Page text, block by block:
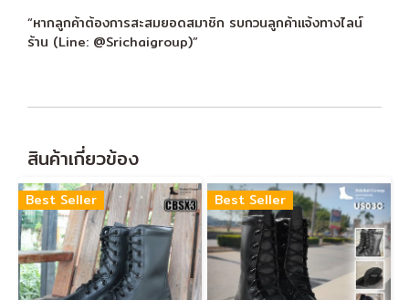
“หากลูกค้าต้องการสะสมยอดสมาชิก รบกวนลูกค้าแจ้งทางไลน์
ร้าน (Line: @Srichaigroup)”
สินค้าเกี่ยวข้อง
Best Seller Best Seller